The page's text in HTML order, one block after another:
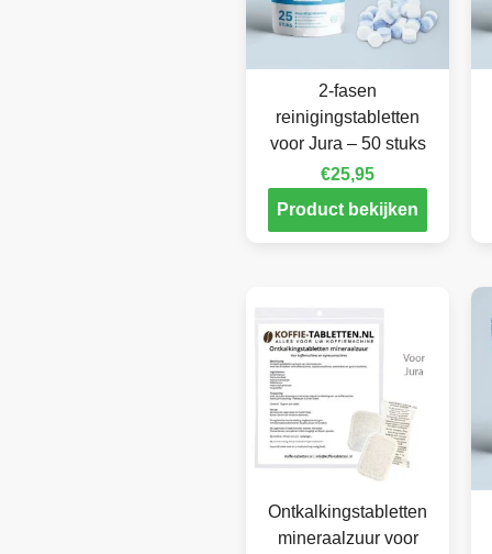
2-fasen
reinigingstabletten
voor Jura – 50 stuks
€25,95
Product bekijken
Ontkalkingstabletten
mineraalzuur voor